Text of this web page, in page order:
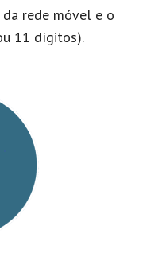
rede móvel e o
11 dígitos).